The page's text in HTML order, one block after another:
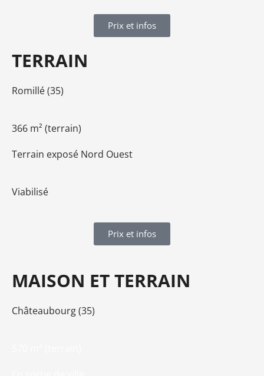
Prix et infos
TERRAIN
Romillé (35)
366 m² (terrain)
Terrain exposé Nord Ouest
Viabilisé
Prix et infos
MAISON ET TERRAIN
Châteaubourg (35)